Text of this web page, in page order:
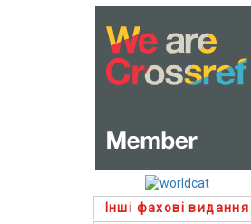
Інші фахові видання